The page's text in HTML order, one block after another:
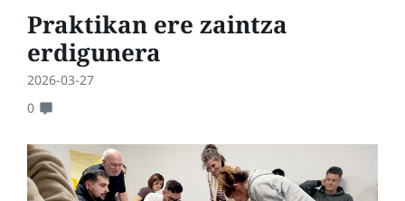
Praktikan ere zaintza
erdigunera
2026-03-27
0